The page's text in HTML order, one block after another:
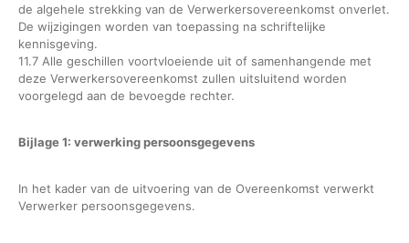
de algehele strekking van de Verwerkersovereenkomst onverlet.
De wijzigingen worden van toepassing na schriftelijke
kennisgeving.
11.7 Alle geschillen voortvloeiende uit of samenhangende met
deze Verwerkersovereenkomst zullen uitsluitend worden
voorgelegd aan de bevoegde rechter.
Bijlage 1: verwerking persoonsgegevens
In het kader van de uitvoering van de Overeenkomst verwerkt
Verwerker persoonsgegevens.